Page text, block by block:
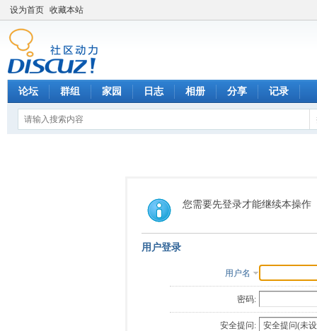
设为首页 收藏本站
论坛 群组 家园 日志 相册 分享 记录
您需要先登录才能继续本操作
用户登录
用户名
密码:
安全提问: